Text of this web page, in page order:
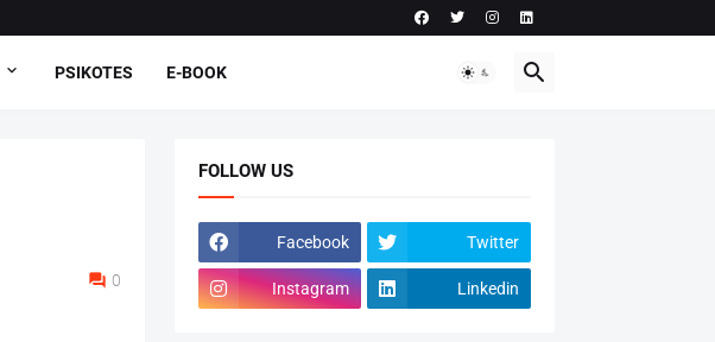
PSIKOTES E-BOOK
0
FOLLOW US
Facebook Twitter
Instagram Linkedin